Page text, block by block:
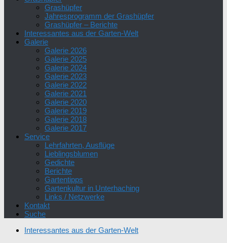
Grashüpfer
Jahresprogramm der Grashüpfer
Grashüpfer – Berichte
Interessantes aus der Garten-Welt
Galerie
Galerie 2026
Galerie 2025
Galerie 2024
Galerie 2023
Galerie 2022
Galerie 2021
Galerie 2020
Galerie 2019
Galerie 2018
Galerie 2017
Service
Lehrfahrten, Ausflüge
Lieblingsblumen
Gedichte
Berichte
Gartentipps
Gartenkultur in Unterhaching
Links / Netzwerke
Kontakt
Suche
Interessantes aus der Garten-Welt